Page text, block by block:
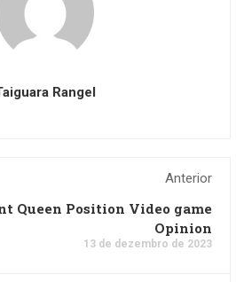
Rangel
Anterior
Queen Position Video game
Opinion
13 de dezembro de 2023